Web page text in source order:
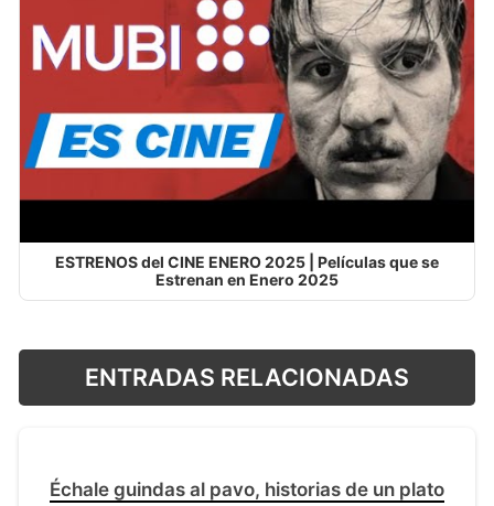
ESTRENOS del CINE ENERO 2025 | Películas que se
Estrenan en Enero 2025
ENTRADAS RELACIONADAS
Échale guindas al pavo, historias de un plato